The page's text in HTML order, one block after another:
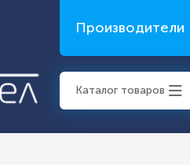
Производители
Каталог товаров